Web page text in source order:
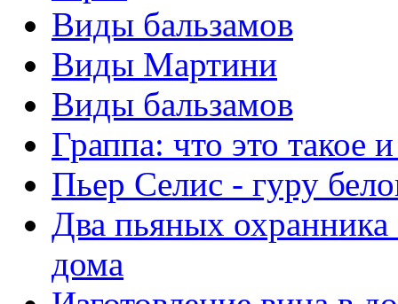
Виды бальзамов
Виды Мартини
Виды бальзамов
Граппа: что это такое
Пьер Селис - гуру
Два пьяных
дома